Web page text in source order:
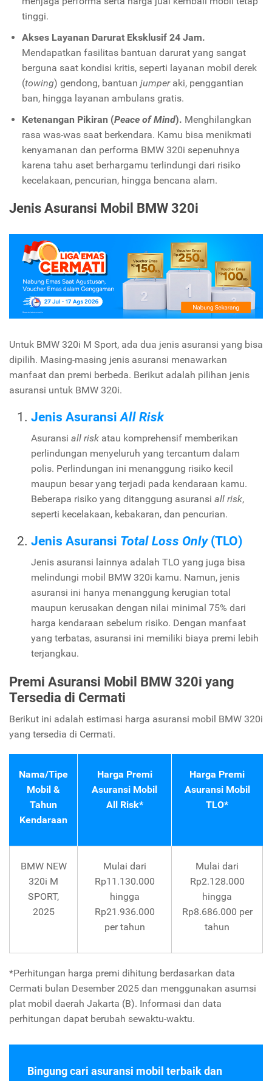
tinggi.
Akses Layanan Darurat Eksklusif 24 Jam.
Mendapatkan fasilitas bantuan darurat yang sangat
berguna saat kondisi kritis, seperti layanan mobil derek
(towing) gendong, bantuan jumperaki, penggantian
ban, hingga layanan ambulans gratis.
Ketenangan Pikiran (Peace of Mind). Menghilangkan
rasa was-was saat berkendara. Kamu bisa menikmati
kenyamanan dan performa BMW 320i sepenuhnya
karena tahu aset berhargamu terlindungi dari risiko
kecelakaan, pencurian, hingga bencana alam.
Jenis Asuransi Mobil BMW 320i
Untuk BMW 320i M Sport, ada dua jenis asuransi yang bisa
dipilih. Masing-masing jenis asuransi menawarkan
manfaat dan premi berbeda. Berikut adalah pilihan jenis
asuransi untuk BMW 320i.
Jenis AsuransiAll Risk
Asuransi all risk atau komprehensif memberikan
perlindungan menyeluruh yang tercantum dalam
polis. Perlindungan ini menanggung risiko kecil
maupun besar yang terjadi pada kendaraan kamu.
Beberapa risiko yang ditanggung asuransi all risk,
seperti kecelakaan, kebakaran, dan pencurian.
Jenis Asuransi Total Loss Only (TLO)
Jenis asuransi lainnya adalah TLO yang juga bisa
melindungi mobil BMW 320i kamu. Namun, jenis
asuransi ini hanya menanggung kerugian total
maupun kerusakan dengan nilai minimal 75% dari
harga kendaraan sebelum risiko. Dengan manfaat
yang terbatas, asuransi ini memiliki biaya premi lebih
terjangkau.
Premi Asuransi Mobil BMW 320i yang
Tersedia di Cermati
Berikut ini adalah estimasi harga asuransi mobil BMW 320i
yang tersedia di Cermati.
Nama/Tipe
Mobil &
Tahun
Kendaraan
Harga Premi
Asuransi Mobil
All Risk*
Harga Premi
Asuransi Mobil
TLO*
BMW NEW
320i M
SPORT,
2025
Mulai dari
Rp11.130.000
hingga
Rp21.936.000
per tahun
Mulai dari
Rp2.128.000
hingga
Rp8.686.000 per
tahun
*Perhitungan harga premi dihitung berdasarkan data
Cermati bulan Desember 2025 dan menggunakan asumsi
plat mobil daerah Jakarta (B). Informasi dan data
perhitungan dapat berubah sewaktu-waktu.
Bingung cari asuransi mobil terbaik dan